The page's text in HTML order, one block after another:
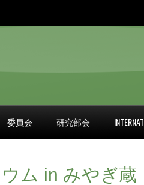
委員会 研究部会
ム in みやぎ蔵